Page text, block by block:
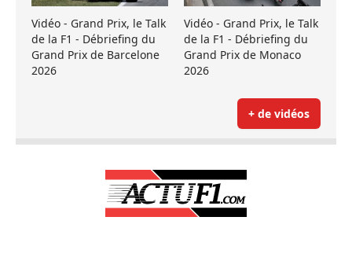
Vidéo - Grand Prix, le Talk
de la F1 - Débriefing du
Grand Prix de Barcelone
2026
Vidéo - Grand Prix, le Talk
de la F1 - Débriefing du
Grand Prix de Monaco
2026
+ de vidéos